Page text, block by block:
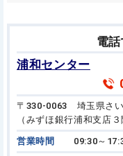
電
浦和センター
〒330-0063 埼玉県さ
（みずほ銀行浦和支店３
営業時間 09:30～